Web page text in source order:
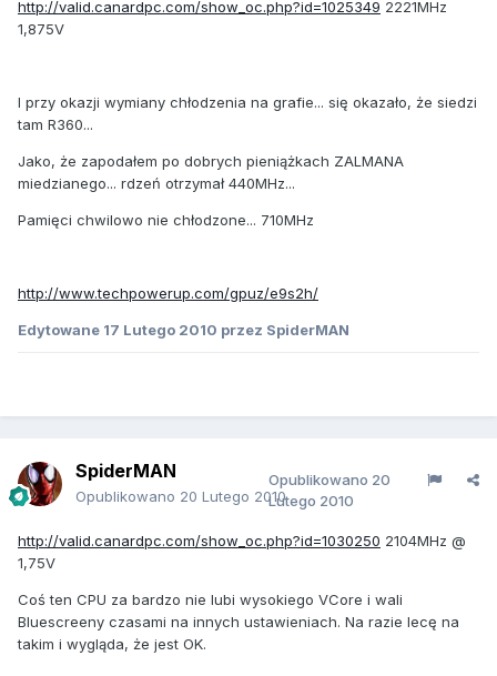
http://valid.canardpc.com/show_oc.php?id=1025349 2221MHz
1,875V
I przy okazji wymiany chłodzenia na grafie... się okazało, że siedzi
tam R360...
Jako, że zapodałem po dobrych pieniążkach ZALMANA
miedzianego... rdzeń otrzymał 440MHz...
Pamięci chwilowo nie chłodzone... 710MHz
http://www.techpowerup.com/gpuz/e9s2h/
Edytowane 17 Lutego 2010 przez SpiderMAN
SpiderMAN
Opublikowano 20 Lutego 2010
Opublikowano 20
Lutego 2010
http://valid.canardpc.com/show_oc.php?id=1030250 2104MHz @
1,75V
Coś ten CPU za bardzo nie lubi wysokiego VCore i wali
Bluescreeny czasami na innych ustawieniach. Na razie lecę na
takim i wygląda, że jest OK.